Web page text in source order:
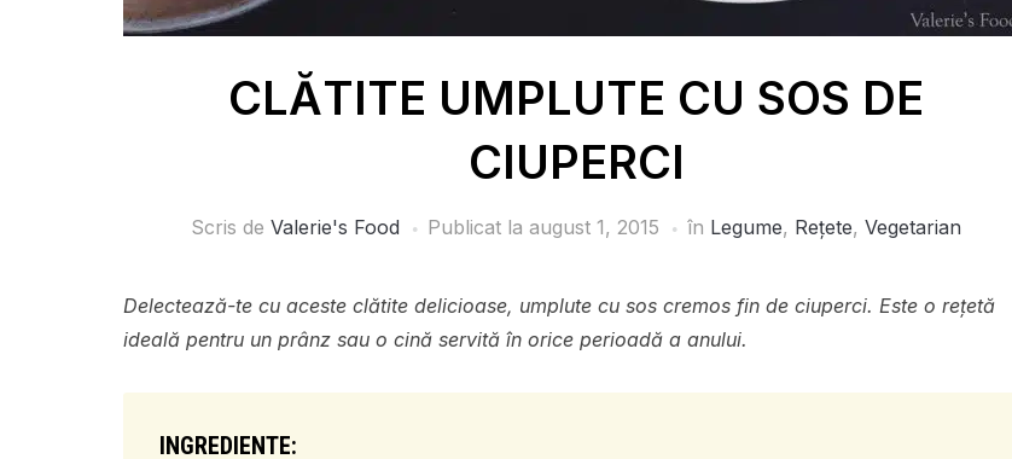
CLĂTITE UMPLUTE CU SOS DE
CIUPERCI
Scris de Valerie's Food Publicat la august 1, 2015 în Legume, Rețete, Vegetarian
Delectează-te cu aceste clătite delicioase, umplute cu sos cremos fin de ciuperci. Este o rețetă
ideală pentru un prânz sau o cină servită în orice perioadă a anului.
INGREDIENTE: